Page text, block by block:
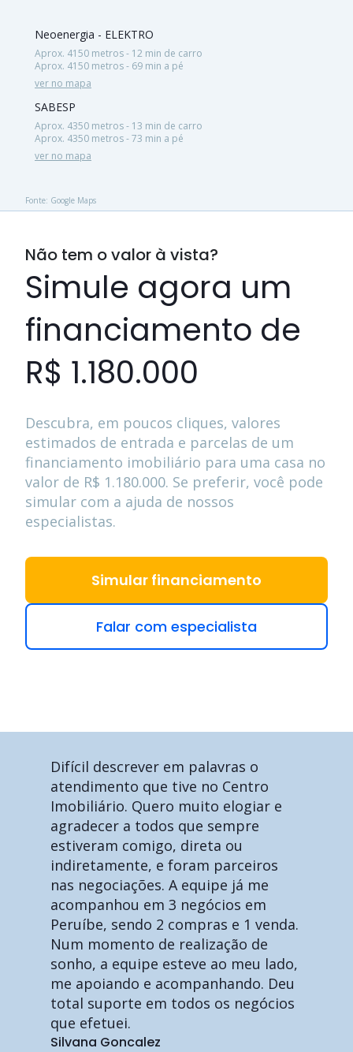
Neoenergia - ELEKTRO
Aprox. 4150 metros - 12 min de carro
Aprox. 4150 metros - 69 min a pé
ver no mapa
SABESP
Aprox. 4350 metros - 13 min de carro
Aprox. 4350 metros - 73 min a pé
ver no mapa
Fonte: Google Maps
Não tem o valor à vista?
Simule agora um
financiamento de
R$ 1.180.000
Descubra, em poucos cliques, valores
estimados de entrada e parcelas de um
financiamento imobiliário para uma casa no
valor de R$ 1.180.000. Se preferir, você pode
simular com a ajuda de nossos
especialistas.
Simular financiamento
Falar com especialista
Difícil descrever em palavras o
atendimento que tive no Centro
Imobiliário. Quero muito elogiar e
agradecer a todos que sempre
estiveram comigo, direta ou
indiretamente, e foram parceiros
nas negociações. A equipe já me
acompanhou em 3 negócios em
Peruíbe, sendo 2 compras e 1 venda.
Num momento de realização de
sonho, a equipe esteve ao meu lado,
me apoiando e acompanhando. Deu
total suporte em todos os negócios
que efetuei.
Silvana Goncalez